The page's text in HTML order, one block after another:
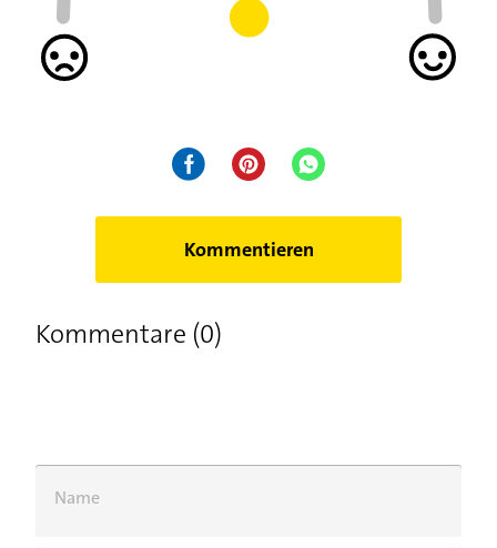
Kommentieren
Kommentare (0)
Name